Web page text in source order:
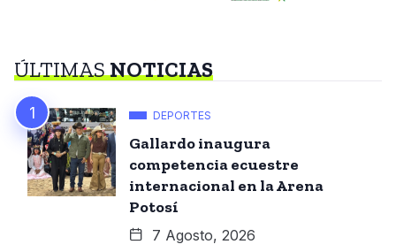
ÚLTIMASNOTICIAS
DEPORTES
Gallardo inaugura
competencia ecuestre
internacional en la Arena
Potosí
7 Agosto, 2026